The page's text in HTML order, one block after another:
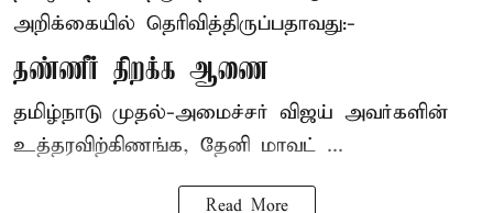
அறிக்கையில் தெரிவித்திருப்பதாவது:-
தண்ணீர் திறக்க ஆணை
தமிழ்நாடு முதல்-அமைச்சர் விஜய் அவர்களின்
உத்தரவிற்கிணங்க, தேனி மாவட் ...
Read More